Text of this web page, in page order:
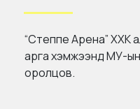
“Степпе Арена” ХХК
арга хэмжээнд МУ-ын
оролцов.